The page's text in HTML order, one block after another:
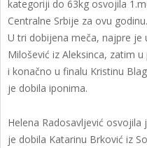
kategoriji do 63kg osvojila
Centralne Srbije za ovu godinu.
U tri dobijena meča, najpre je
Milošević iz Aleksinca, zatim
i konačno u finalu Kristinu
je dobila iponima.
Helena Radosavljević
je dobila Katarinu Brković iz